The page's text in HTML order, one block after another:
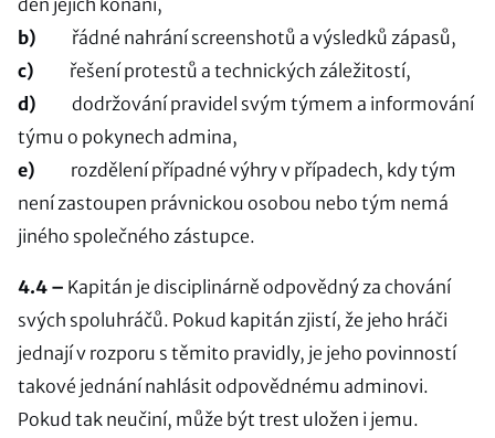
den jejich konání,
b) řádné nahrání screenshotů a výsledků zápasů,
c) řešení protestů a technických záležitostí,
d) dodržování pravidel svým týmem a informování
týmu o pokynech admina,
e) rozdělení případné výhry v případech, kdy tým
není zastoupen právnickou osobou nebo tým nemá
jiného společného zástupce.
4.4 – Kapitán je disciplinárně odpovědný za chování
svých spoluhráčů. Pokud kapitán zjistí, že jeho hráči
jednají v rozporu s těmito pravidly, je jeho povinností
takové jednání nahlásit odpovědnému adminovi.
Pokud tak neučiní, může být trest uložen i jemu.